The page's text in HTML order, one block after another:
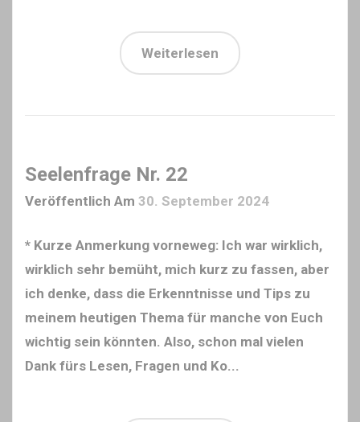
Weiterlesen
Seelenfrage Nr. 22
Veröffentlich Am 30. September 2024
* Kurze Anmerkung vorneweg: Ich war wirklich,
wirklich sehr bemüht, mich kurz zu fassen, aber
ich denke, dass die Erkenntnisse und Tips zu
meinem heutigen Thema für manche von Euch
wichtig sein könnten. Also, schon mal vielen
Dank fürs Lesen, Fragen und Ko...